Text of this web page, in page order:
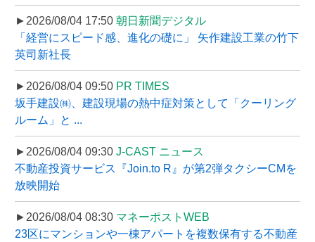
►2026/08/04 17:50 朝日新聞デジタル
「経営にスピード感、進化の礎に」 矢作建設工業の竹下
英司新社長
►2026/08/04 09:50 PR TIMES
坂手建設㈱、建設現場の熱中症対策として「クーリング
ルーム」と ...
►2026/08/04 09:30 J-CAST ニュース
不動産投資サービス『Join.to R』が第2弾タクシーCMを
放映開始
►2026/08/04 08:30 マネーポストWEB
23区にマンションや一棟アパートを複数保有する不動産